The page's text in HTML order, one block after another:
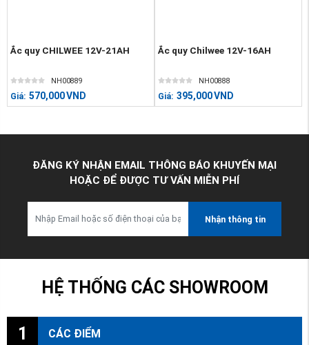
Ắc quy CHILWEE 12V-21AH
NH00889
Giá: 570,000VND
Ắc quy Chilwee 12V-16AH
NH00888
Giá: 395,000VND
ĐĂNG KÝ NHẬN EMAIL THÔNG BÁO KHUYẾN MẠI
HOẶC ĐỂ ĐƯỢC TƯ VẤN MIỄN PHÍ
Nhận thông tin
HỆ THỐNG CÁC SHOWROOM
1 CÁC ĐIỂM